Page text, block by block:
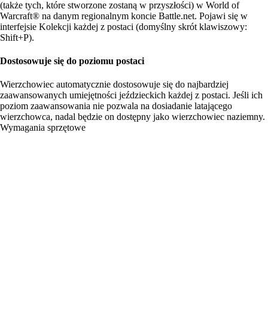
(także tych, które stworzone zostaną w przyszłości) w World of
Warcraft® na danym regionalnym koncie Battle.net. Pojawi się w
interfejsie Kolekcji każdej z postaci (domyślny skrót klawiszowy:
Shift+P).
Dostosowuje się do poziomu postaci
Wierzchowiec automatycznie dostosowuje się do najbardziej
zaawansowanych umiejętności jeździeckich każdej z postaci. Jeśli ich
poziom zaawansowania nie pozwala na dosiadanie latającego
wierzchowca, nadal będzie on dostępny jako wierzchowiec naziemny.
Wymagania sprzętowe